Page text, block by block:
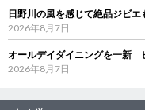
日野川の風を感じて絶品ジビ
2026年8月7日
オールデイダイニングを一新
2026年8月7日